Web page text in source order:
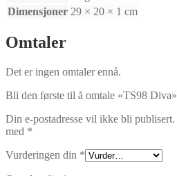
Dimensjoner 29 × 20 × 1 cm
Omtaler
Det er ingen omtaler ennå.
Bli den første til å omtale «TS98 Diva»
Din e-postadresse vil ikke bli publisert.
med *
Vurderingen din *